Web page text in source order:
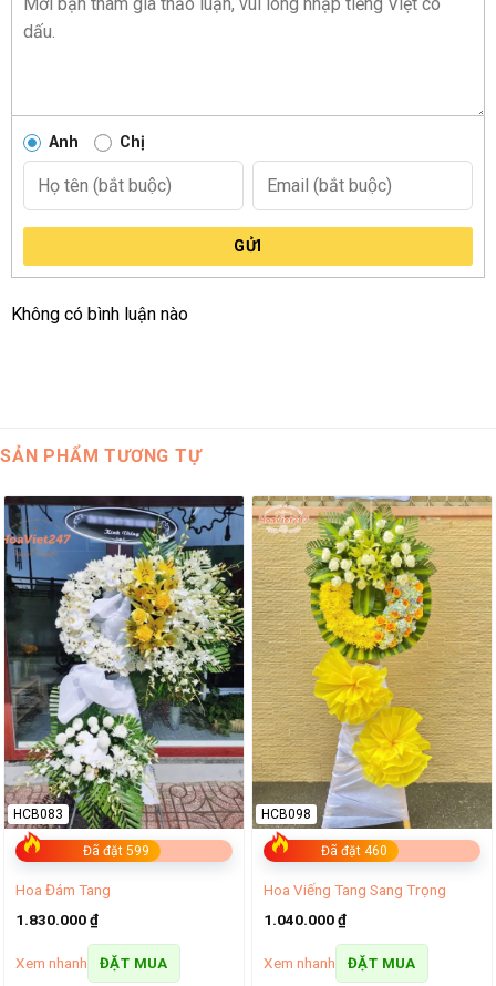
Anh Chị
GỬI
Không có bình luận nào
SẢN PHẨM TƯƠNG TỰ
Đã đặt 599
HCB083
Hoa Đám Tang
1.830.000₫
Xem nhanh ĐẶT MUA
Đã đặt 460
HCB098
Hoa Viếng Tang Sang Trọng
1.040.000₫
Xem nhanh ĐẶT MUA